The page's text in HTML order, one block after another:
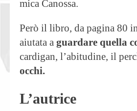
mica Canossa.
Però il libro, da pagina 80
aiutata a guardare quella
cardigan, l’abitudine, il
occhi.
L’autrice